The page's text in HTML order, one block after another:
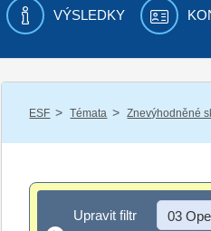
VÝSLEDKY
ESF / Témata / Znevýhodněné
Upravit filtr
Upravit filtr 03